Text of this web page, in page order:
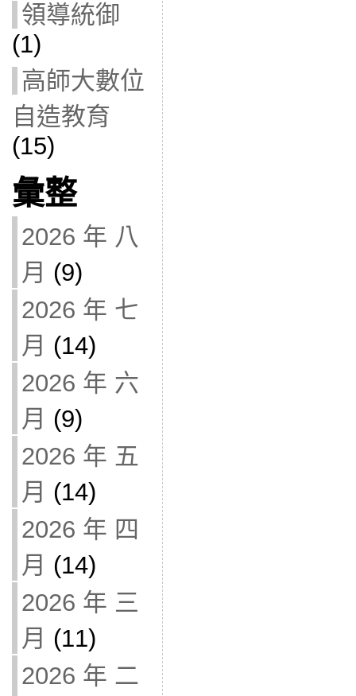
領導統御
(1)
高師大數位
自造教育
(15)
彙整
2026 年 八
月 (9)
2026 年 七
月 (14)
2026 年 六
月 (9)
2026 年 五
月 (14)
2026 年 四
月 (14)
2026 年 三
月 (11)
2026 年 二